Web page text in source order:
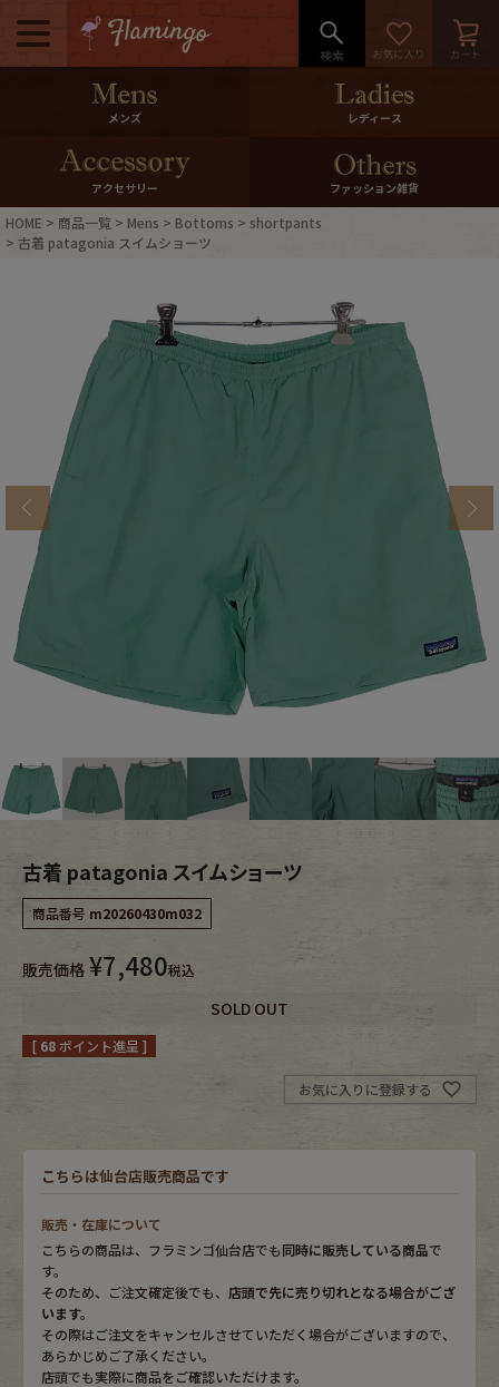
メニュー
500pt＆10％Offクーポンプレゼン
10％0ffクーポンプレゼント
ログイン・会員登録
マイページ
ご利用ガイド International Shipping
店舗紹介
レディース商品カテゴリーから探す
Outer One Piece
小物・アクセサリーから探す
Bag
Shoes
メンズ レディース
アクセサリー ファッション雑貨
HOME 商品一覧 Mens Bottoms
shortpants
古着 patagonia スイムショーツ
古着 patagonia スイムショーツ
商品番号 m20260430m032
販売価格 ¥7,480税込
SOLD OUT
[ 68ポイント進呈 ]
お気に入りに登録する
こちらは仙台店販売商品です
販売・在庫について
こちらの商品は、フラミンゴ仙台店でも同時に販売している商品で
す。
そのため、ご注文確定後でも、 店頭で先に売り切れとなる場合がござ
います。
その際はご注文をキャンセルさせていただく場合がございますので、
あらかじめご了承ください。
店頭でも実際に商品をご確認いただけます。